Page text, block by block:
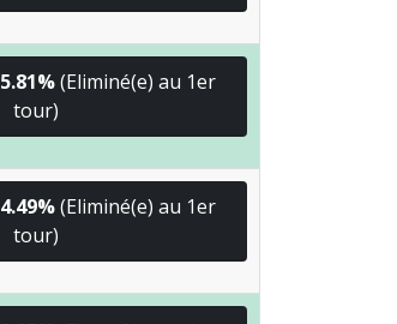
5.81%(Eliminé(e) au 1er
tour)
4.49%(Eliminé(e) au 1er
tour)